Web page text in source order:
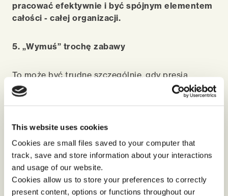
This website uses cookies
Cookies are small files saved to your computer that
track, save and store information about your interactions
and usage of our website.
Cookies allow us to store your preferences to correctly
present content, options or functions throughout our
pracować efektywnie i być spójnym elementem
całości - całej organizacji.
5. „Wymuś” trochę zabawy
To może być trudne szczególnie, gdy presja
biznesowa jest ogromna, a wszyscy są zmęczeni i
zestresowani. Stworzenie przestrzeni,
danie
jednak dostarczyć wielu, bardzo potrzebnych
tworzenie więzi w zespole.
Podsumowując: musimy nauczyć się, że wszystko
co robimy, aby budować silny zespół pracujący w